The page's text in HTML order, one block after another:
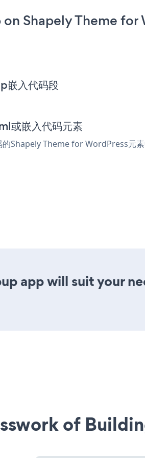
Shapely Theme for
入代码段
或嵌入代码元素
Shapely Theme for WordPress元
app will suit your
of